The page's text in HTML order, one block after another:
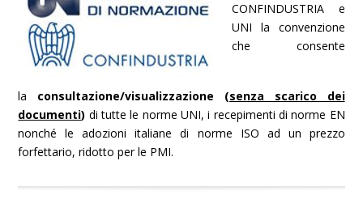
CONFINDUSTRIA e
UNI la convenzione
che consente
la consultazione/visualizzazione (senza scarico dei
documenti) di tutte le norme UNI, i recepimenti di norme EN
nonché le adozioni italiane di norme ISO ad un prezzo
forfettario, ridotto per le PMI.